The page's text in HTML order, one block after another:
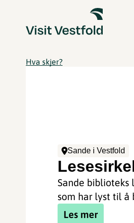
Hva skjer?
Sande i Vestfold
Sande biblioteks
som har lyst til å
Les mer